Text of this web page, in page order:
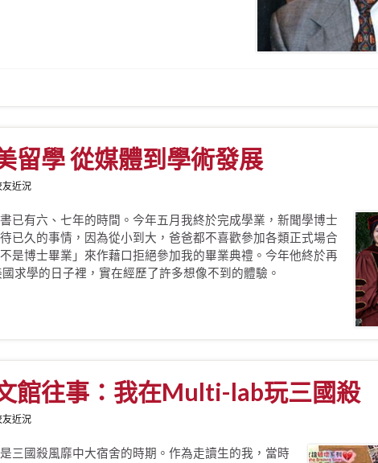
留學 從媒體到學術發展
友近況
已有六、七年的時間。今年五月我終於完成學業，新聞學博士
已久的事情，因為從小到大，爸爸都不喜歡參加各類正式場合
是博士畢業」來作藉口拒絕參加我的畢業典禮。今年他終於再
求學的日子裡，實在經歷了許多想像不到的體驗。
館往事：我在Multi-lab玩三國殺
友近況
三國殺風靡中大宿舍的時期。作為走讀生的我，當時